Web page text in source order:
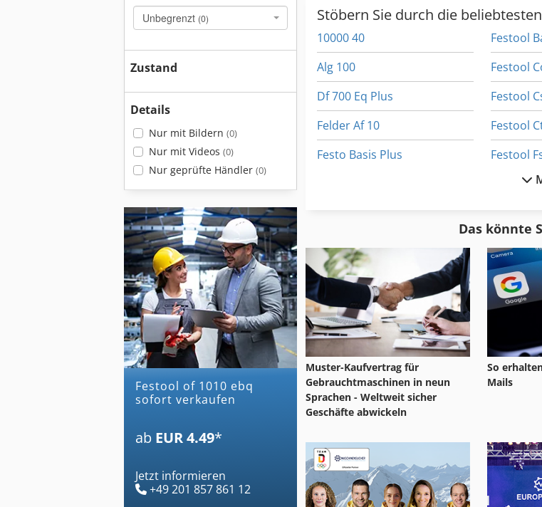
Unbegrenzt (0)
Zustand
Details
Nur mit Bildern (0)
Nur mit Videos (0)
Nur geprüfte Händler (0)
festool of 1010 ebq
sofort verkaufen
ab EUR 4.49*
Jetzt informieren
+49 201 857 861 12
Stöbern Sie durch die
10000 40
Alg 100
Df 700 Eq Plus
Felder Af 10
Festo Basis Plus
Festool Atf 55
Festool
Festool
Festool
Festool
Festool
Festool
Das könnte
Muster-Kaufvertrag für
Gebrauchtmaschinen in neun
Sprachen - Weltweit sicher
Geschäfte abwickeln
So
Mails